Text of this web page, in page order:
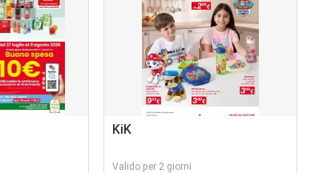
KiK
Valido per 2 giorni